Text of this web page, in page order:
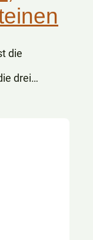
die
drei
und